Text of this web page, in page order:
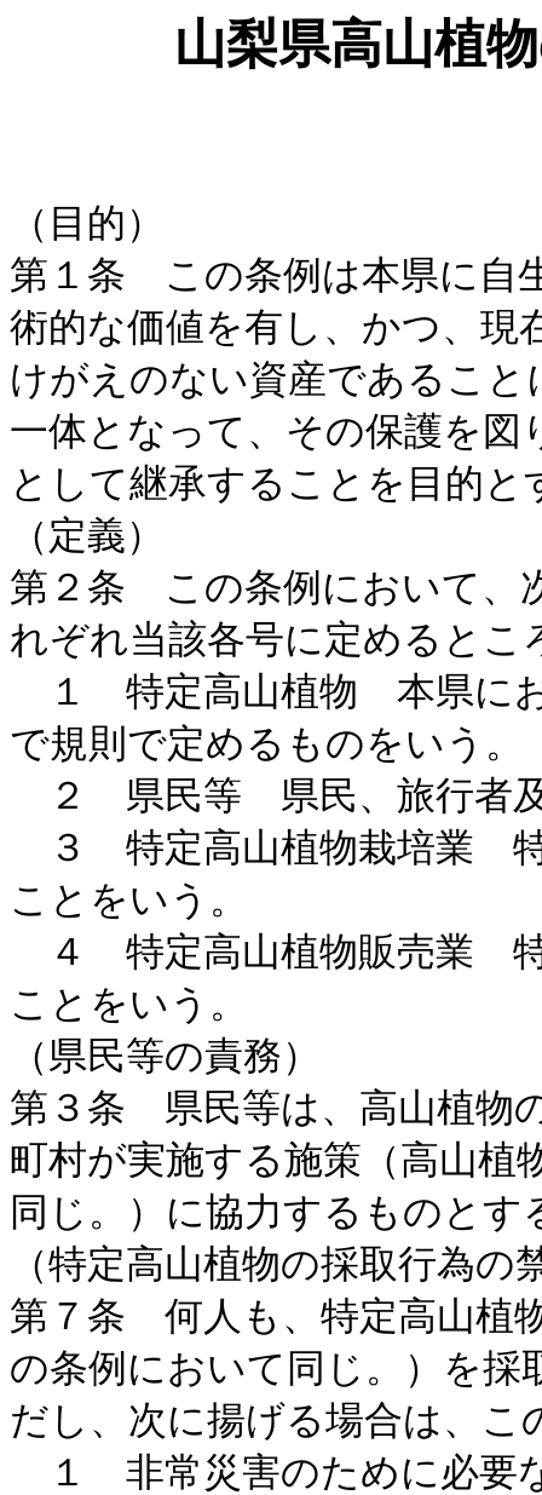
山梨県高山植
（目的）
第１条 この条例は本県に自
術的な価値を有し、かつ、現
けがえのない資産であるこ
一体となって、その保護を図
として継承することを目的と
（定義）
第２条 この条例において、
れぞれ当該各号に定めるとこ
１ 特定高山植物 本県にお
で規則で定めるものをいう。
２ 県民等 県民、旅行者及
３ 特定高山植物栽培業 特
ことをいう。
４ 特定高山植物販売業 特
ことをいう。
（県民等の責務）
第３条 県民等は、高山植物
町村が実施する施策（高山植
同じ。）に協力するものとす
（特定高山植物の採取行為の
第７条 何人も、特定高山植
の条例において同じ。）を
だし、次に揚げる場合は、こ
１ 非常災害のために必要